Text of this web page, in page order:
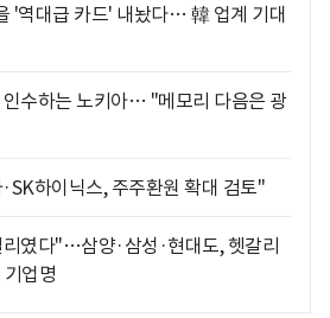
'역대급 카드' 내놨다… 韓 업계 기대
인수하는 노키아… "메모리 다음은 광
하이닉스, 주주환원 확대 검토"
였다"…삼양·삼성·현대도, 헷갈리
업명